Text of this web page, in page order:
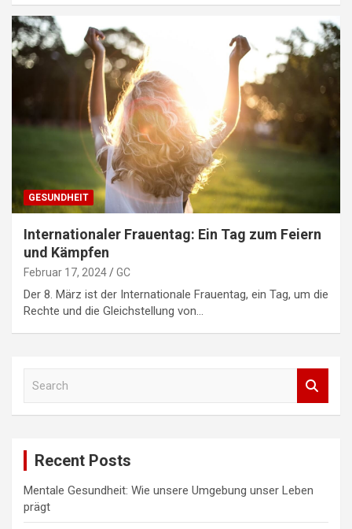
GESUNDHEIT
Internationaler Frauentag: Ein Tag zum Feiern
und Kämpfen
Februar 17, 2024 GC
Der 8. März ist der Internationale Frauentag, ein Tag, um die
Rechte und die Gleichstellung von…
Recent Posts
Mentale Gesundheit: Wie unsere Umgebung unser Leben
prägt